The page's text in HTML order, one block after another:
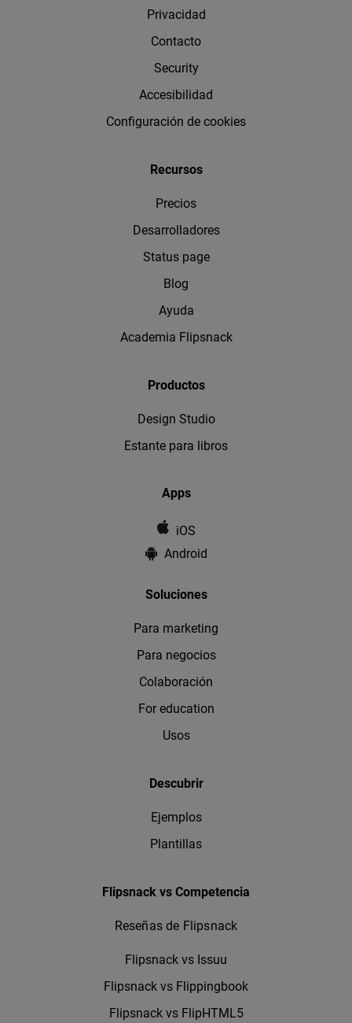
Privacidad
Contacto
Security
Accesibilidad
Configuración de cookies
Recursos
Precios
Desarrolladores
Status page
Blog
Ayuda
Academia Flipsnack
Productos
Design Studio
Estante para libros
Apps
iOS
Android
Soluciones
Para marketing
Para negocios
Colaboración
For education
Usos
Descubrir
Ejemplos
Plantillas
Flipsnack vs Competencia
Reseñas de Flipsnack
Flipsnack vs Issuu
Flipsnack vs Flippingbook
Flipsnack vs FlipHTML5